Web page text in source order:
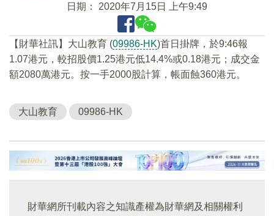
日期： 2020年7月15日 上午9:49
【財華社訊】大山教育 (09986-HK)首日掛牌，於9:46報
1.07港元，較招股價1.25港元低14.4%或0.18港元；成交金
額2080萬港元。按一手2000股計算，帳面蝕360港元。
大山教育 09986-HK
財華網所刊載內容之知識產權為財華網及相關權利